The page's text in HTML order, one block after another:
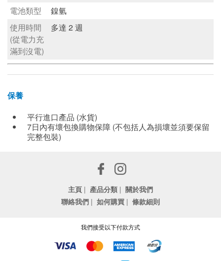
電池類型
鎳氫
使用時間
(從電力充
滿到沒電)
多達 2 週
保養
平行進口產品 (水貨)
7日內有壞包換購物保障 (不包括人為損壞並須要保留
完整包裝)
主頁 | 產品分類 | 關於我們
聯絡我們 | 如何購買 | 條款細則
我們接受以下付款方式